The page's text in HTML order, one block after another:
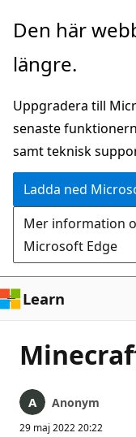
Hoppa
huvudinnehåll
Den här
längre.
Uppgradera till
senaste
samt teknisk
Ladda ned
Mer information
Microsoft Edge
Learn
Anonym
29 maj 2022 20:22